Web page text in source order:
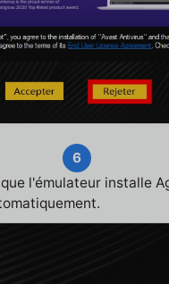
6
l'émulateur installe